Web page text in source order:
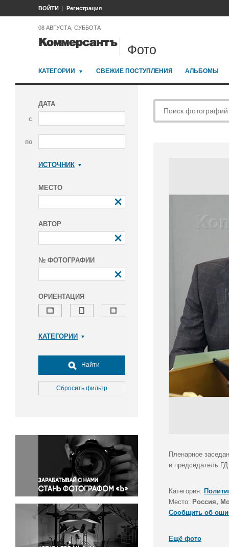
ВОЙТИ Регистрация
08 АВГУСТА, СУББОТА
Фото
КАТЕГОРИИ СВЕЖИЕ ПОСТУПЛЕНИЯ АЛЬБОМЫ
ДАТА
с
по
ИСТОЧНИК
МЕСТО
АВТОР
№ ФОТОГРАФИИ
ОРИЕНТАЦИЯ
КАТЕГОРИИ
Досуг, туризм и отдых
Культура
Медицина
Окружающая среда
Политика
Правосудие
Происшествия и конфликты
Религия
Светская жизнь
Спорт
Экология
Экономика и бизнес
Найти
Сбросить фильтр
Пленарное
и председатель
Категория:
Место: Россия,
Сообщить об
Ещё фото